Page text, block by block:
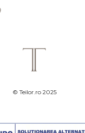
© Teilor.ro 2025